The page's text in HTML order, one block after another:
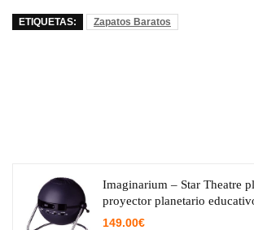
ETIQUETAS: Zapatos Baratos
Imaginarium – Star Theatre
proyector planetario
149.00€